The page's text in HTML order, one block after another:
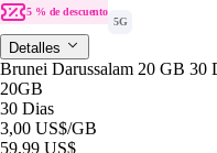
5 % de descuento
5G
Detalles
Brunei Darussalam 20 GB 30
20GB
30 Dias
3,00 US$/GB
59,99 US$